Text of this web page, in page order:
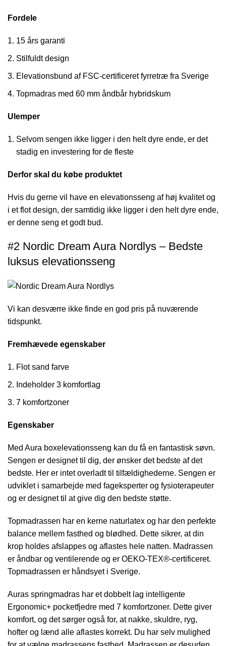
Fordele
15 års garanti
Stilfuldt design
Elevationsbund af FSC-certificeret fyrretræ fra Sverige
Topmadras med 60 mm åndbår hybridskum
Ulemper
Selvom sengen ikke ligger i den helt dyre ende, er det
stadig en investering for de fleste
Derfor skal du købe produktet
Hvis du gerne vil have en elevationsseng af høj kvalitet og
i et flot design, der samtidig ikke ligger i den helt dyre ende,
er denne seng et godt bud.
#2 Nordic Dream Aura Nordlys – Bedste
luksus elevationsseng
Vi kan desværre ikke finde en god pris på nuværende
tidspunkt.
Fremhævede egenskaber
Flot sand farve
Indeholder 3 komfortlag
7 komfortzoner
Egenskaber
Med Aura boxelevationsseng kan du få en fantastisk søvn.
Sengen er designet til dig, der ønsker det bedste af det
bedste. Her er intet overladt til tilfældighederne. Sengen er
udviklet i samarbejde med fageksperter og fysioterapeuter
og er designet til at give dig den bedste støtte.
Topmadrassen har en kerne naturlatex og har den perfekte
balance mellem fasthed og blødhed. Dette sikrer, at din
krop holdes afslappes og aflastes hele natten. Madrassen
er åndbar og ventilerende og er OEKO-TEX®-certificeret.
Topmadrassen er håndsyet i Sverige.
Auras springmadras har et dobbelt lag intelligente
Ergonomic+ pocketfjedre med 7 komfortzoner. Dette giver
komfort, og det sørger også for, at nakke, skuldre, ryg,
hofter og lænd alle aflastes korrekt. Du har selv mulighed